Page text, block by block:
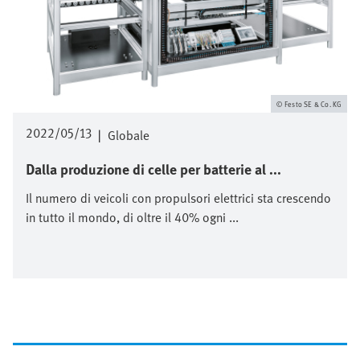
2022/05/13 | Globale
Dalla produzione di celle per batterie al ...
Il numero di veicoli con propulsori elettrici sta crescendo
in tutto il mondo, di oltre il 40% ogni ...
Festo SE & Co. KG